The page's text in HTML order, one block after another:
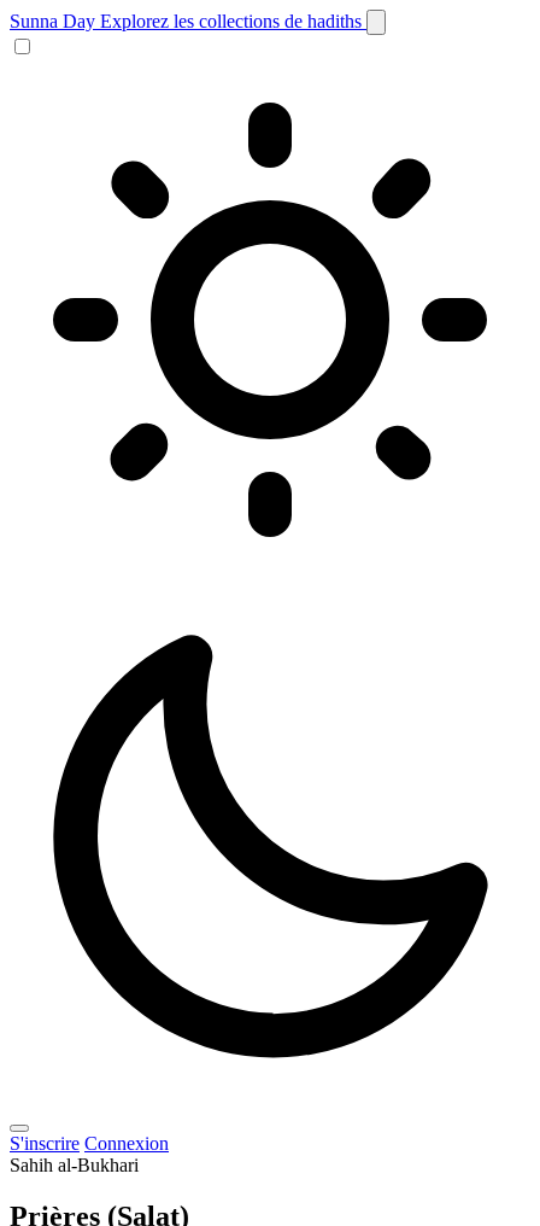
Sunna Day Explorez les collections de hadiths
S'inscrire Connexion
Sahih al-Bukhari
Prières (Salat)